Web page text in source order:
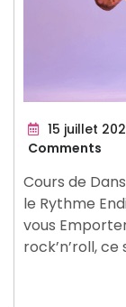
15 juillet
Comments
Cours de
le Rythme
vous
rock’n’roll,